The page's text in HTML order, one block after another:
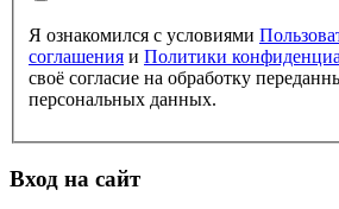
Я ознакомился с условиями
соглашения и Политики
своё согласие на обработку
персональных данных.
Вход на сайт